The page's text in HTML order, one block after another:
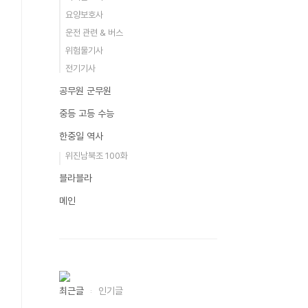
요양보호사
운전 관련 & 버스
위험물기사
전기기사
공무원 군무원
중등 고등 수능
한중일 역사
위진남북조 100화
블라블라
메인
최근글 인기글